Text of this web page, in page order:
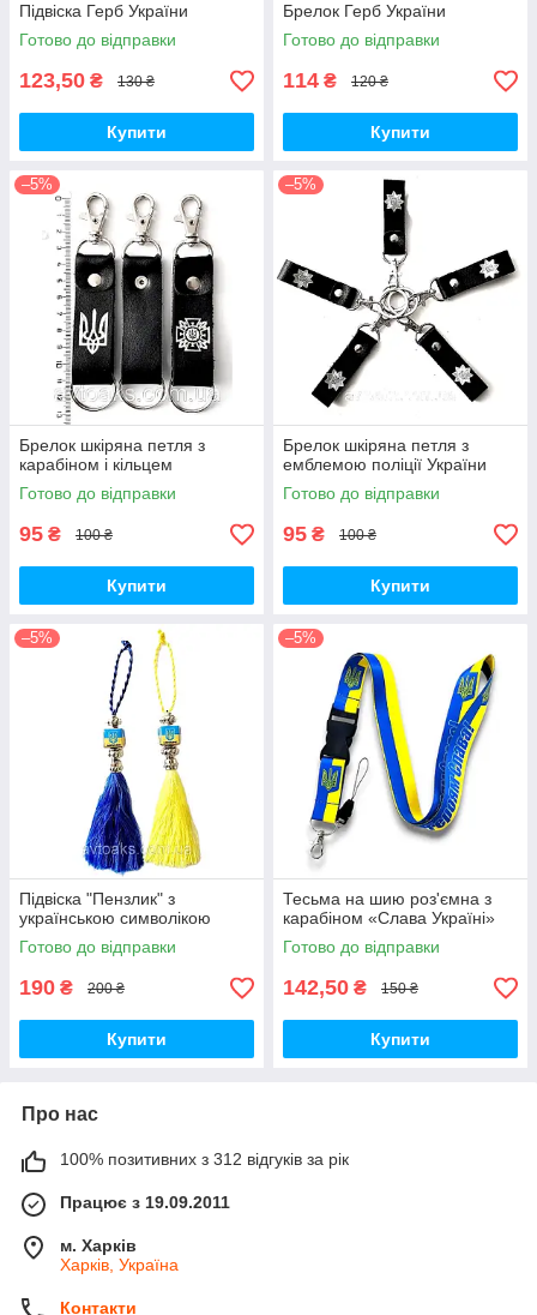
Підвіска Герб України
Готово до відправки
123,50 ₴ 130 ₴
Купити
Брелок Герб України
Готово до відправки
114 ₴ 120 ₴
Купити
–5%
Брелок шкіряна петля з
карабіном і кільцем
Готово до відправки
95 ₴ 100 ₴
Купити
–5%
Брелок шкіряна петля з
емблемою поліції України
Готово до відправки
95 ₴ 100 ₴
Купити
–5%
Підвіска "Пензлик" з
українською символікою
Готово до відправки
190 ₴ 200 ₴
Купити
–5%
Тесьма на шию роз'ємна з
карабіном «Слава Україні»
Готово до відправки
142,50 ₴ 150 ₴
Купити
Про нас
100% позитивних з 312 відгуків за рік
Працює з 19.09.2011
м. Харків
Харків, Україна
Контакти